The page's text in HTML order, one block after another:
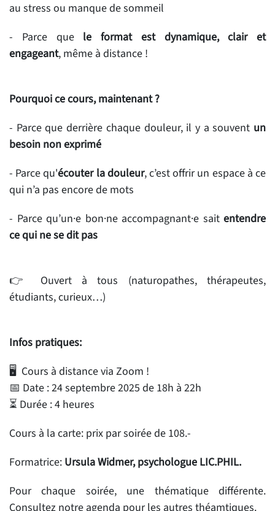
au stress ou manque de sommeil
- Parce que le format est dynamique, clair et
engageant, même à distance !
Pourquoi ce cours, maintenant ?
- Parce que derrière chaque douleur, il y a souvent un
besoin non exprimé
- Parce qu'écouter la douleur, c’est offrir un espace à ce
qui n’a pas encore de mots
- Parce qu’un·e bon·ne accompagnant·e sait entendre
ce qui ne se dit pas
👉 Ouvert à tous (naturopathes, thérapeutes,
étudiants, curieux…)
Infos pratiques:
🖥️ Cours à distance via Zoom !
📅 Date : 24 septembre 2025 de 18h à 22h
⏳ Durée : 4 heures
Cours à la carte: prix par soirée de 108.-
Formatrice: Ursula Widmer, psychologue LIC.PHIL.
Pour chaque soirée, une thématique différente.
Consultez notre agenda pour les autres théamtiques.